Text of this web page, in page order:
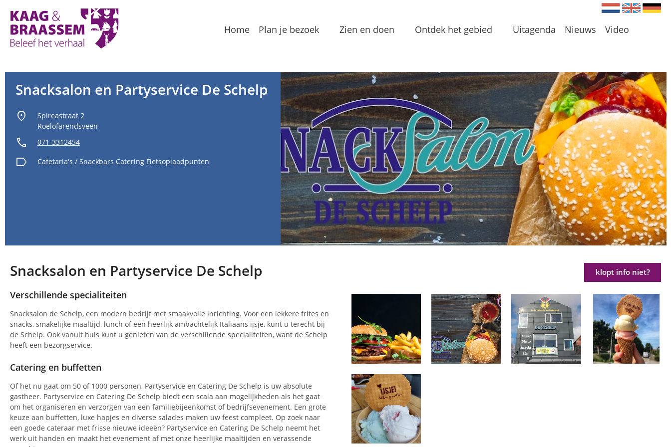
Nederlands
Engels
Home Plan je bezoek
Toeristeninformatie
Overnachten
Groepslocaties
Voorzieningen
Zien en doen
Bezienswaardigheden
Eten & Drinken
Routes
Streekproducten
Vermaak
Waterrecreatie
Ontdek het gebied
Meren en Plassen
Verhalen
In de omgeving
Lokale initiatieven
Uitagenda Nieuws Video
Snacksalon en Partyservice De Schelp
location_on
Spireastraat 2
Roelofarendsveen
call 071-3312454
label Cafetaria's / Snackbars Catering Fietsoplaadpunten
Snacksalon en Partyservice De Schelp
Verschillende specialiteiten
Snacksalon de Schelp, een modern bedrijf met smaakvolle inrichting. Voor een lekkere frites en
snacks, smakelijke maaltijd, lunch of een heerlijk ambachtelijk Italiaans ijsje, kunt u terecht bij
de Schelp. Ook vanuit huis kunt u genieten van de verschillende specialiteiten, want de Schelp
heeft een bezorgservice.
Catering en buffetten
Of het nu gaat om 50 of 1000 personen, Partyservice en Catering De Schelp is uw absolute
gastheer. Partyservice en Catering De Schelp biedt een scala aan mogelijkheden als het gaat
om het organiseren en verzorgen van een familiebijeenkomst of bedrijfsevenement. Een grote
keuze aan buffetten, luxe hapjes en diverse salades maken uw feest compleet. Op zoek naar
een goede cateraar met frisse nieuwe ideeën? Partyservice en Catering De Schelp neemt het
werk uit handen en maakt het evenement af met onze heerlijke maaltijden en verassende
klopt info niet?